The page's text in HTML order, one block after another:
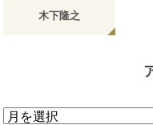
木下隆之
ア